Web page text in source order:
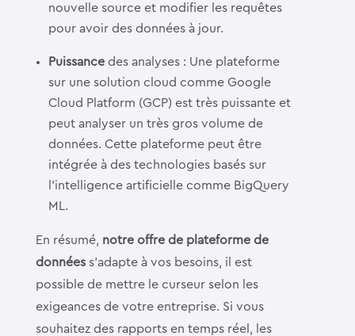
nouvelle source et modifier les requêtes
pour avoir des données à jour.
Puissance des analyses : Une plateforme
sur une solution cloud comme Google
Cloud Platform (GCP) est très puissante et
peut analyser un très gros volume de
données. Cette plateforme peut être
intégrée à des technologies basés sur
l’intelligence artificielle comme BigQuery
ML.
En résumé, notre offre de plateforme de
donnéess’adapte à vos besoins, il est
possible de mettre le curseur selon les
exigeances de votre entreprise. Si vous
souhaitez des rapports en temps réel, les